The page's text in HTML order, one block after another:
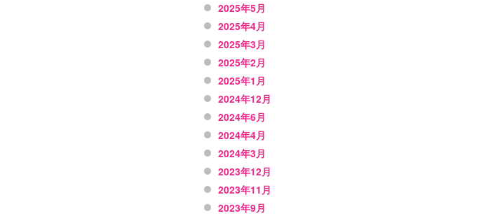
2025年5月
2025年4月
2025年3月
2025年2月
2025年1月
2024年12月
2024年6月
2024年4月
2024年3月
2023年12月
2023年11月
2023年9月